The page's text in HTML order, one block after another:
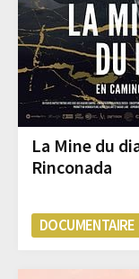
La Mine du
Rinconada
DOCUMENTAIRE